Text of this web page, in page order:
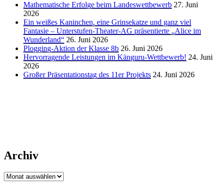
Mathematische Erfolge beim Landeswettbewerb 27. Juni
2026
Ein weißes Kaninchen, eine Grinsekatze und ganz viel
Fantasie – Unterstufen-Theater-AG präsentierte „Alice im
Wunderland“ 26. Juni 2026
Plogging-Aktion der Klasse 8b 26. Juni 2026
Hervorragende Leistungen im Känguru-Wettbewerb! 24. Juni
2026
Großer Präsentationstag des 11er Projekts 24. Juni 2026
Archiv
Archiv